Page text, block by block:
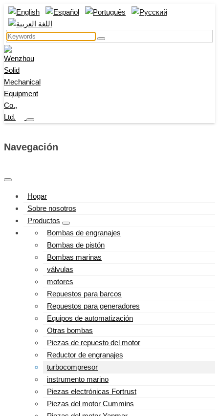
Navegación
Hogar
Sobre nosotros
Productos
Bombas de engranajes
Bombas de pistón
Bombas marinas
válvulas
motores
Repuestos para barcos
Repuestos para generadores
Equipos de automatización
Otras bombas
Piezas de repuesto del motor
Reductor de engranajes
turbocompresor
instrumento marino
Piezas electrónicas Fortrust
Piezas del motor Cummins